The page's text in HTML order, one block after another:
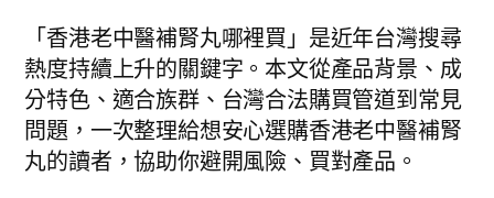
「香港老中醫補腎丸哪裡買」是近年台灣搜尋
熱度持續上升的關鍵字。本文從產品背景、成
分特色、適合族群、台灣合法購買管道到常見
問題，一次整理給想安心選購香港老中醫補腎
丸的讀者，協助你避開風險、買對產品。